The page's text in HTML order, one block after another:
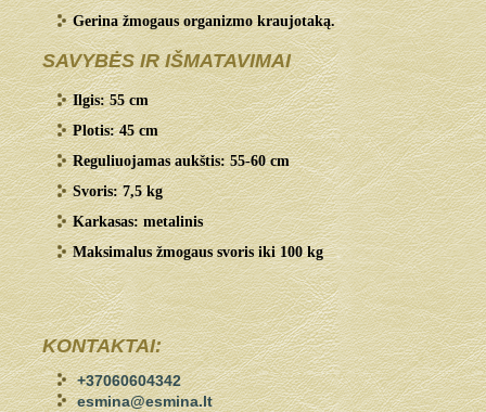
Gerina žmogaus organizmo kraujotaką.
SAVYBĖS IR IŠMATAVIMAI
Ilgis: 55 cm
Plotis: 45 cm
Reguliuojamas aukštis: 55-60 cm
Svoris: 7,5 kg
Karkasas: metalinis
Maksimalus žmogaus svoris iki 100 kg
KONTAKTAI:
+37060604342
esmina@esmina.lt